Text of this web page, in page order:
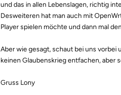
und das in allen Lebenslagen, richtig
Desweiteren hat man auch mit
Player spielen möchte und dann mal
Aber wie gesagt, schaut bei uns vorbei
keinen Glaubenskrieg entfachen, aber
Gruss Lony